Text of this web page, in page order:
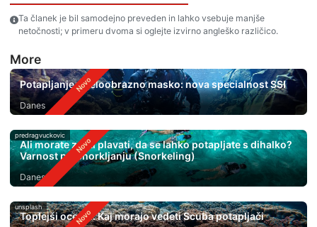
Ta članek je bil samodejno preveden in lahko vsebuje manjše
netočnosti; v primeru dvoma si oglejte izvirno angleško različico.
More
Potapljanje s celoobrazno masko: nova specialnost SSI
Danes
predragvuckovic
Ali morate znati plavati, da se lahko potapljate s dihalko?
Varnost pri Snorkljanju (Snorkeling)
Danes
unsplash
Toplejši oceani: Kaj morajo vedeti Scuba potapljači